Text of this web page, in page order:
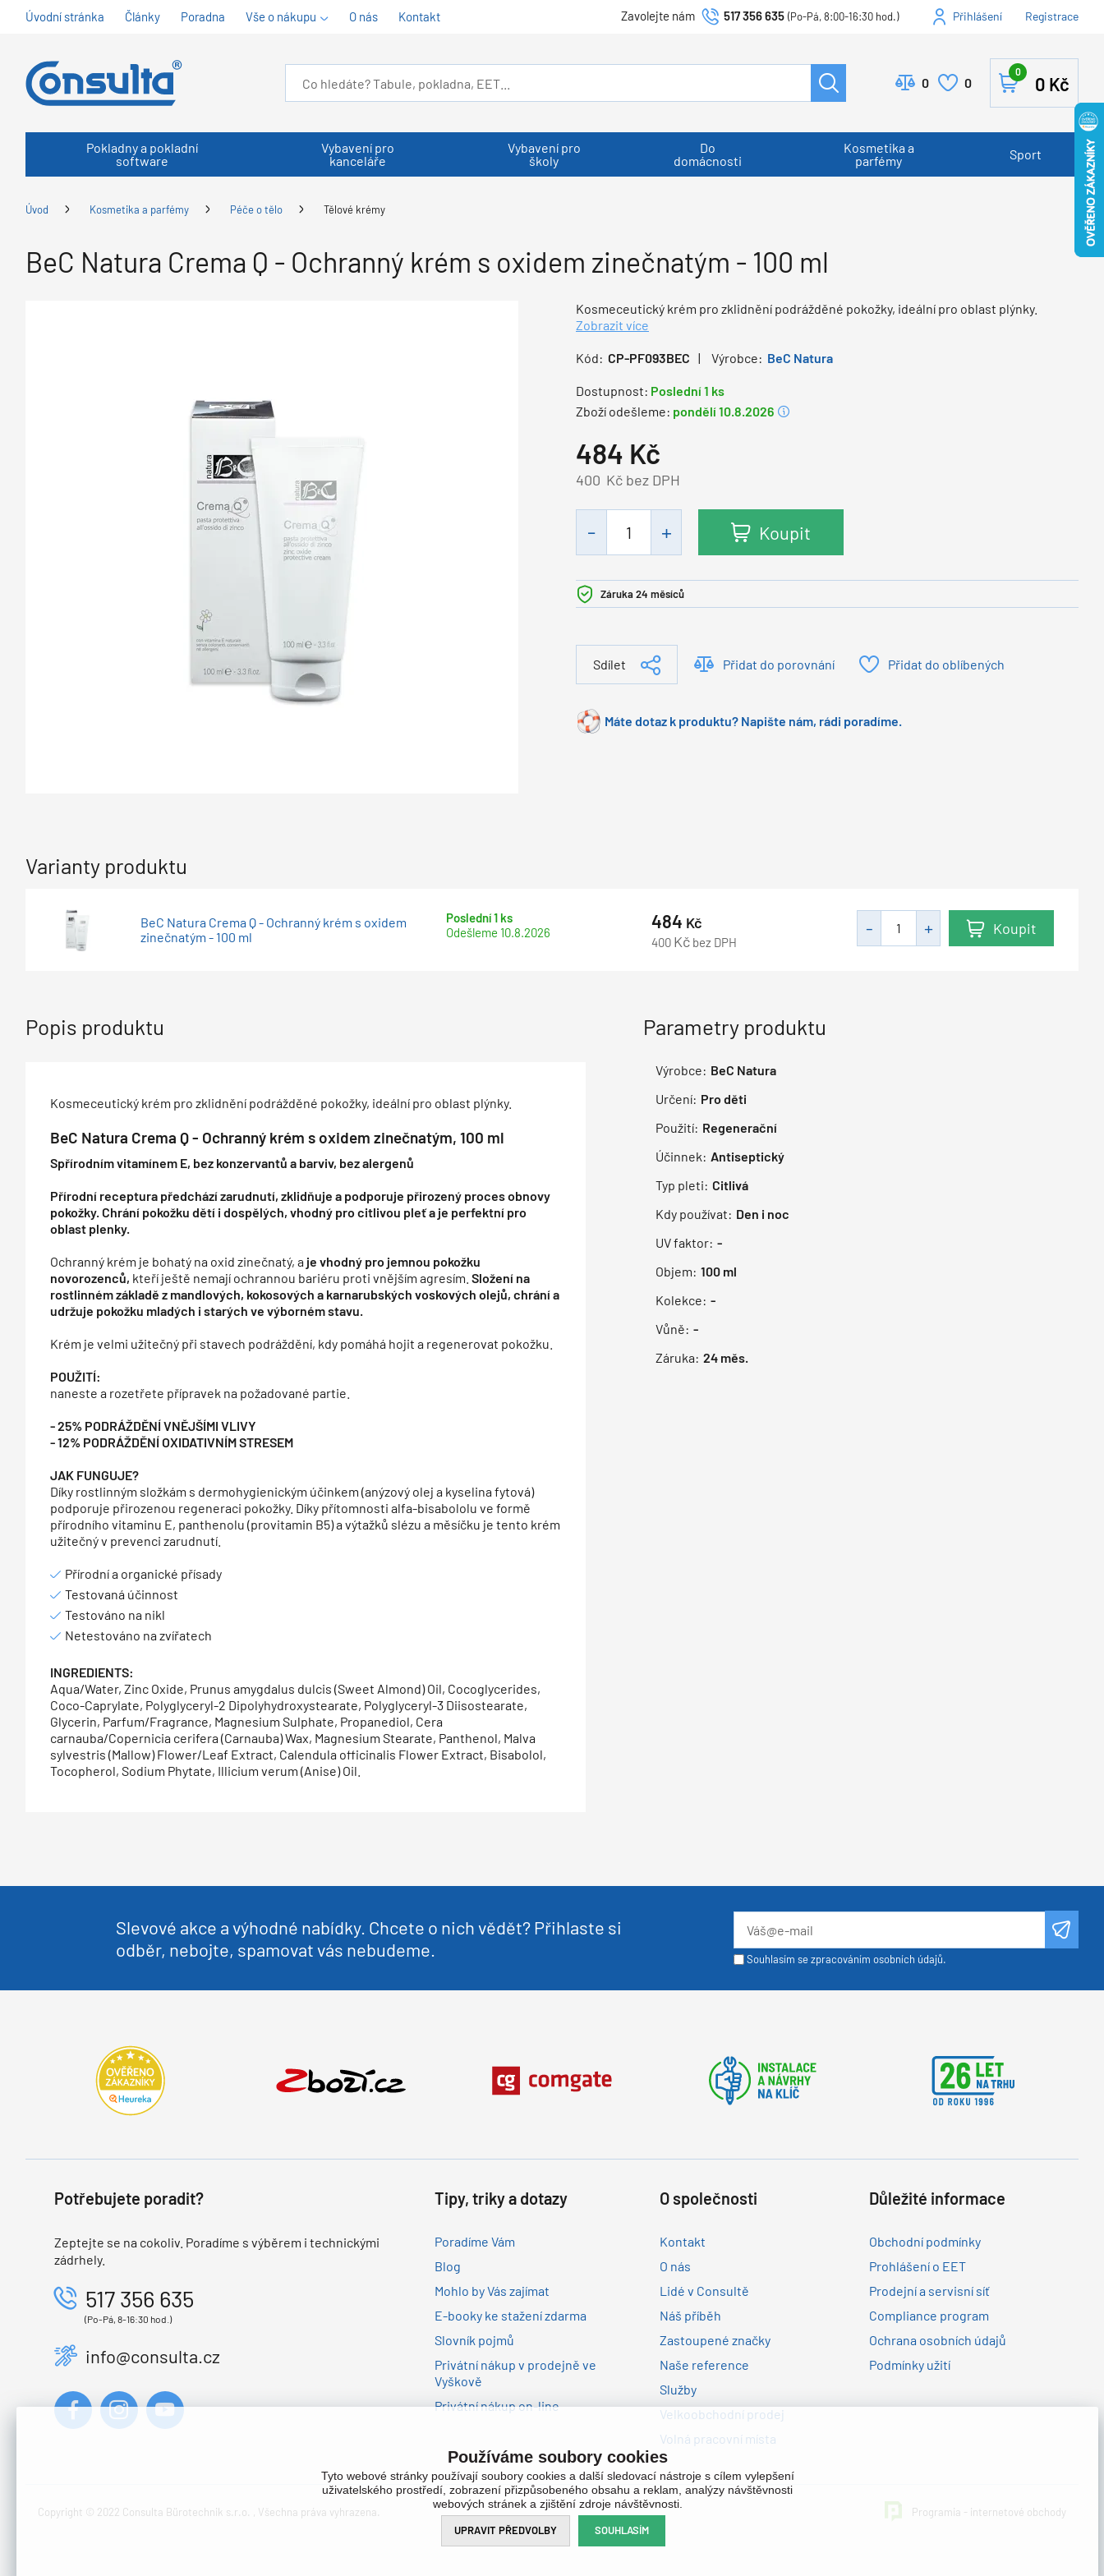
Úvodní stránka Články Poradna Vše o nákupu O nás Kontakt Zavolejte nám 517 356 635 (Po-Pá, 8:00-16:30 hod.) Přihlášení Registrace
0 0 0 Kč
0
Pokladny a pokladní
software
Vybavení pro
kanceláře
Vybavení pro
školy
Do
domácnosti
Kosmetika a
parfémy
Sport
Úvod Kosmetika a parfémy Péče o tělo Tělové krémy
BeC Natura Crema Q - Ochranný krém s oxidem zinečnatým - 100 ml
Kosmeceutický krém pro zklidnění podrážděné pokožky, ideální pro oblast plýnky.
Zobrazit více
Kód: CP-PF093BEC Výrobce: BeC Natura
Dostupnost: Poslední 1 ks
Zboží odešleme: pondělí 10.8.2026
484 Kč
Kč bez DPH
400
Koupit
Záruka 24 měsíců
Sdílet Přidat do porovnání Přidat do oblíbených
Máte dotaz k produktu? Napište nám, rádi poradíme.
Varianty produktu
BeC Natura Crema Q - Ochranný krém s oxidem
zinečnatým - 100 ml
Poslední 1 ks
Odešleme 10.8.2026
484 Kč
400 Kč bez DPH
Koupit
Popis produktu
Kosmeceutický krém pro zklidnění podrážděné pokožky, ideální pro oblast plýnky.
BeC Natura Crema Q - Ochranný krém s oxidem zinečnatým, 100 ml
Spřírodním vitamínem E, bez konzervantů a barviv, bez alergenů
Přírodní receptura předchází zarudnutí, zklidňuje a podporuje přirozený proces obnovy
pokožky. Chrání pokožku dětí i dospělých, vhodný pro citlivou pleť a je perfektní pro
oblast plenky.
Ochranný krém je bohatý na oxid zinečnatý, a je vhodný pro jemnou pokožku
novorozenců, kteří ještě nemají ochrannou bariéru proti vnějším agresím. Složení na
rostlinném základě z mandlových, kokosových a karnarubských voskových olejů, chrání a
udržuje pokožku mladých i starých ve výborném stavu.
Krém je velmi užitečný při stavech podráždění, kdy pomáhá hojit a regenerovat pokožku.
POUŽITÍ:
naneste a rozetřete přípravek na požadované partie.
- 25% PODRÁŽDĚNÍ VNĚJŠÍMI VLIVY
- 12% PODRÁŽDĚNÍ OXIDATIVNÍM STRESEM
JAK FUNGUJE?
Díky rostlinným složkám s dermohygienickým účinkem (anýzový olej a kyselina fytová)
podporuje přirozenou regeneraci pokožky. Díky přítomnosti alfa-bisabololu ve formě
přírodního vitaminu E, panthenolu (provitamin B5) a výtažků slézu a měsíčku je tento krém
užitečný v prevenci zarudnutí.
Přírodní a organické přísady
Testovaná účinnost
Testováno na nikl
Netestováno na zvířatech
INGREDIENTS:
Aqua/Water, Zinc Oxide, Prunus amygdalus dulcis (Sweet Almond) Oil, Cocoglycerides,
Coco-Caprylate, Polyglyceryl-2 Dipolyhydroxystearate, Polyglyceryl-3 Diisostearate,
Glycerin, Parfum/Fragrance, Magnesium Sulphate, Propanediol, Cera
carnauba/Copernicia cerifera (Carnauba) Wax, Magnesium Stearate, Panthenol, Malva
sylvestris (Mallow) Flower/Leaf Extract, Calendula officinalis Flower Extract, Bisabolol,
Tocopherol, Sodium Phytate, Illicium verum (Anise) Oil.
Parametry produktu
Výrobce: BeC Natura
Určení: Pro děti
Použití: Regenerační
Účinnek: Antiseptický
Typ pleti: Citlivá
Kdy používat: Den i noc
UV faktor: -
Objem: 100 ml
Kolekce: -
Vůně: -
Záruka: 24 měs.
Slevové akce a výhodné nabídky. Chcete o nich vědět? Přihlaste si
odběr, nebojte, spamovat vás nebudeme.
Souhlasím se zpracováním osobních údajů.
Potřebujete poradit?
Zeptejte se na cokoliv. Poradíme s výběrem i technickými
zádrhely.
517 356 635
(Po-Pá, 8-16:30 hod.)
info@consulta.cz
Tipy, triky a dotazy
Poradíme Vám
Blog
Mohlo by Vás zajímat
E-booky ke stažení zdarma
Slovník pojmů
Privátní nákup v prodejně ve
Vyškově
Privátní nákup on-line
O společnosti
Kontakt
O nás
Lidé v Consultě
Náš příběh
Zastoupené značky
Naše reference
Služby
Velkoobchodní prodej
Volná pracovní místa
Důležité informace
Obchodní podmínky
Prohlášení o EET
Prodejní a servisní síť
Compliance program
Ochrana osobních údajů
Podmínky užití
Copyright © 2022 Consulta Bürotechnik s.r.o. , Všechna práva vyhrazena. Programia - internetové obchody
Používáme soubory cookies
Tyto webové stránky používají soubory cookies a další sledovací nástroje s cílem vylepšení
uživatelského prostředí, zobrazení přizpůsobeného obsahu a reklam, analýzy návštěvnosti
webových stránek a zjištění zdroje návštěvnosti.
UPRAVIT PŘEDVOLBY SOUHLASÍM